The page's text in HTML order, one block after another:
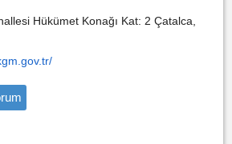
Hükümet Konağı Kat: 2 Çatalca,